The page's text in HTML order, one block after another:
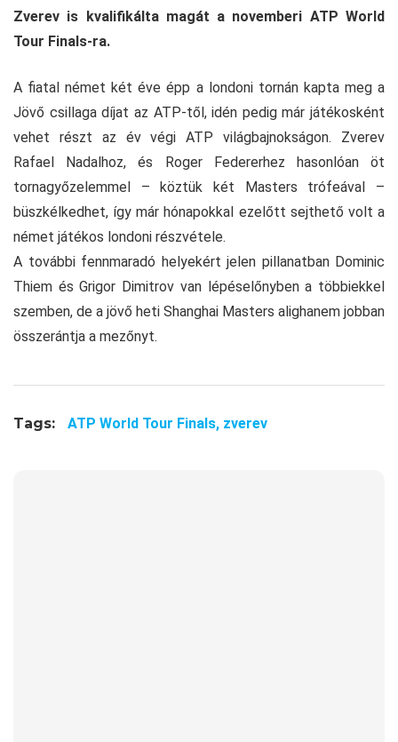
Zverev is kvalifikálta magát a novemberi ATP World
Tour Finals-ra.
A fiatal német két éve épp a londoni tornán kapta meg a
Jövő csillaga díjat az ATP-től, idén pedig már játékosként
vehet részt az év végi ATP világbajnokságon. Zverev
Rafael Nadalhoz, és Roger Federerhez hasonlóan öt
tornagyőzelemmel – köztük két Masters trófeával –
büszkélkedhet, így már hónapokkal ezelőtt sejthető volt a
német játékos londoni részvétele.
A további fennmaradó helyekért jelen pillanatban Dominic
Thiem és Grigor Dimitrov van lépéselőnyben a többiekkel
szemben, de a jövő heti Shanghai Masters alighanem jobban
összerántja a mezőnyt.
Tags: ATP World Tour Finals, zverev